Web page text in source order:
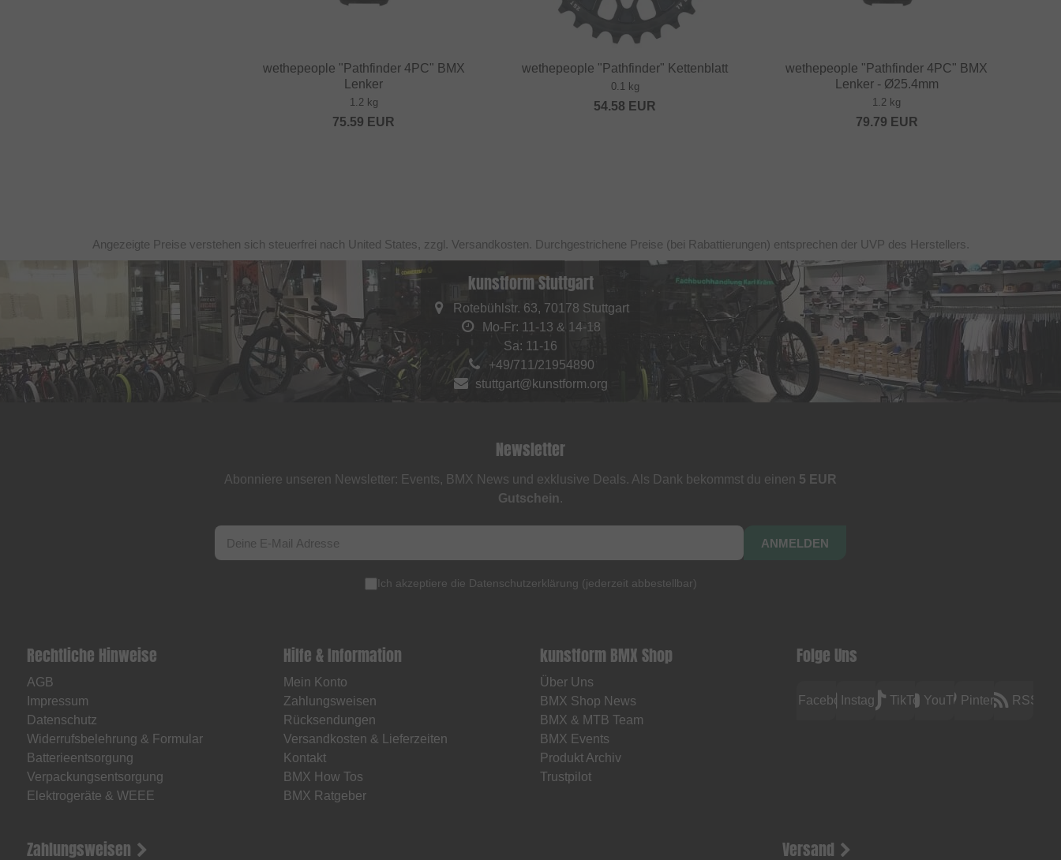
wethepeople "Pathfinder 4PC" BMX
Lenker
1.2 kg
75.59 EUR
wethepeople "Pathfinder" Kettenblatt
0.1 kg
54.58 EUR
wethepeople "Pathfinder 4PC" BMX
Lenker - Ø25.4mm
1.2 kg
79.79 EUR
Angezeigte Preise verstehen sich steuerfrei nach United States, zzgl. Versandkosten. Durchgestrichene Preise (bei Rabattierungen) entsprechen der UVP des Herstellers.
kunstform Stuttgart
Rotebühlstr. 63, 70178 Stuttgart
Mo-Fr: 11-13 & 14-18
Sa: 11-16
+49/711/21954890
stuttgart@kunstform.org
Newsletter
Abonniere unseren Newsletter: Events, BMX News und exklusive Deals. Als Dank bekommst du einen 5 EUR
Gutschein.
ANMELDEN
Ich akzeptiere die Datenschutzerklärung (jederzeit abbestellbar)
Rechtliche Hinweise
AGB
Impressum
Datenschutz
Widerrufsbelehrung & Formular
Batterieentsorgung
Verpackungsentsorgung
Elektrogeräte & WEEE
Hilfe & Information
Mein Konto
Zahlungsweisen
Rücksendungen
Versandkosten & Lieferzeiten
Kontakt
BMX How Tos
BMX Ratgeber
kunstform BMX Shop
Über Uns
BMX Shop News
BMX & MTB Team
BMX Events
Produkt Archiv
Trustpilot
Folge Uns
FacebookInstagramTikTokYouTubePinterest RSS
Zahlungsweisen Versand